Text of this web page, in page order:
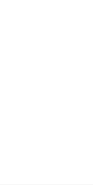
omringd door
kopje koffie te
van het